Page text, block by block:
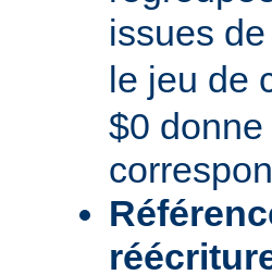
issues
le jeu de
$0